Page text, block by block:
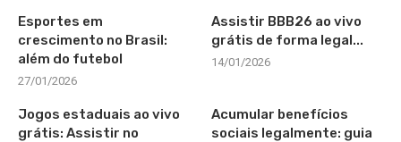
Esportes em
crescimento no Brasil:
além do futebol
27/01/2026
Assistir BBB26 ao vivo
grátis de forma legal...
14/01/2026
Jogos estaduais ao vivo
grátis: Assistir no
Acumular benefícios
sociais legalmente: guia